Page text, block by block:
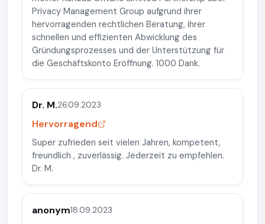
Privacy Management Group aufgrund ihrer
hervorragenden rechtlichen Beratung, ihrer
schnellen und effizienten Abwicklung des
Gründungsprozesses und der Unterstützung für
die Geschäftskonto Eröffnung. 1000 Dank.
Dr. M.26.09.2023
Hervorragend
Super zufrieden seit vielen Jahren, kompetent,
freundlich , zuverlässig. Jederzeit zu empfehlen.
Dr. M.
anonym18.09.2023